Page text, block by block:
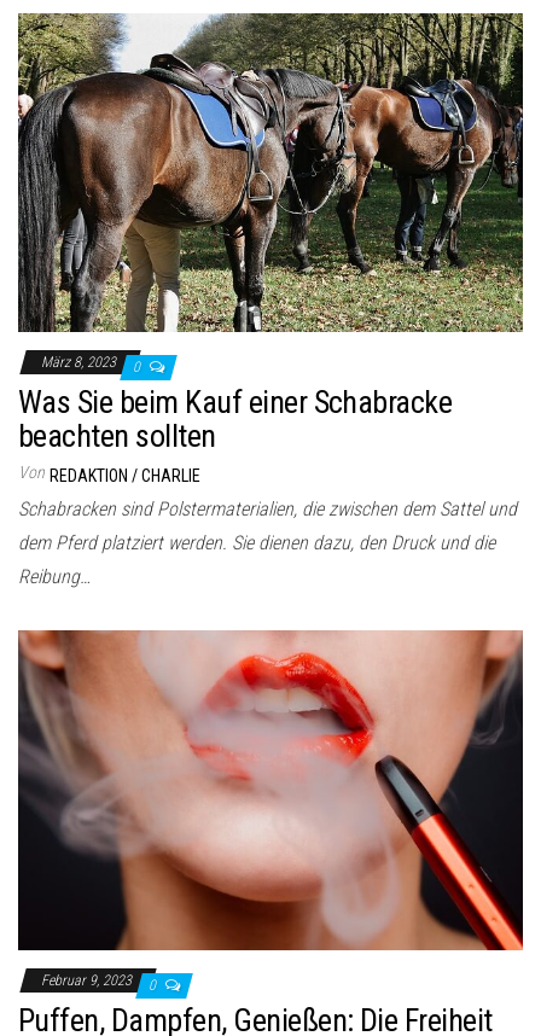
März 8, 2023 0
Was Sie beim Kauf einer Schabracke
beachten sollten
Von REDAKTION / CHARLIE
Schabracken sind Polstermaterialien, die zwischen dem Sattel und
dem Pferd platziert werden. Sie dienen dazu, den Druck und die
Reibung…
Februar 9, 2023 0
Puffen, Dampfen, Genießen: Die Freiheit